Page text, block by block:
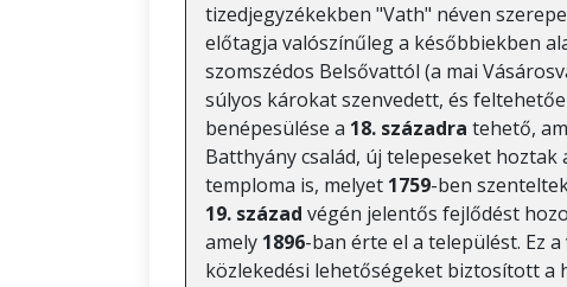
tizedjegyzékekben "Vath" néven
előtagja valószínűleg a későbbiekben
szomszédos Belsővattól (a mai
súlyos károkat szenvedett, és
benépesülése a 18. századra tehető,
Batthyány család, új telepeseket
temploma is, melyet 1759-ben
19. század végén jelentős fejlődést
amely 1896-ban érte el a települést. Ez
közlekedési lehetőségeket biztosított a